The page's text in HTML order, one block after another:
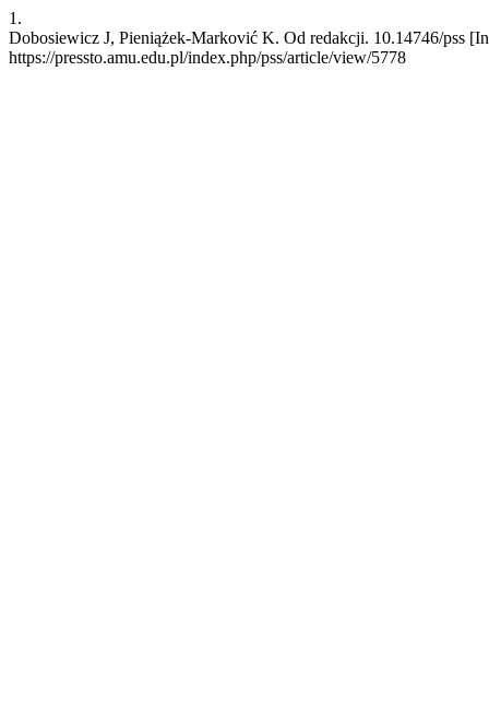
1.
Dobosiewicz J, Pieniążek-Marković K. Od redakcji. 10.14746/pss
https://pressto.amu.edu.pl/index.php/pss/article/view/5778